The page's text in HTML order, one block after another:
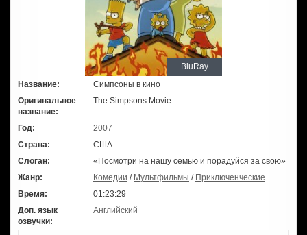
BluRay
Название:
Симпсоны в кино
Оригинальное
название:
The Simpsons Movie
Год:
2007
Страна:
США
Слоган:
«Посмотри на нашу семью и порадуйся за свою»
Жанр:
Комедии / Мультфильмы / Приключенческие
Время:
01:23:29
Доп. язык
озвучки:
Английский